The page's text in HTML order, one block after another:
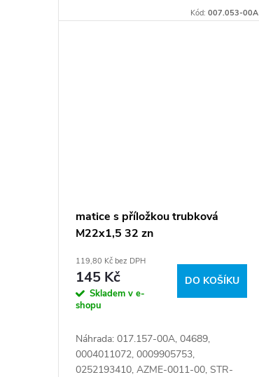
k
Kód:007.053-00A
matice s příložkou trubková
M22x1,5 32 zn
119,80 Kč bez DPH
145 Kč
Skladem v e-
shopu
DO KOŠÍKU
Náhrada: 017.157-00A, 04689,
0004011072, 0009905753,
0252193410, AZME-0011-00, STR-